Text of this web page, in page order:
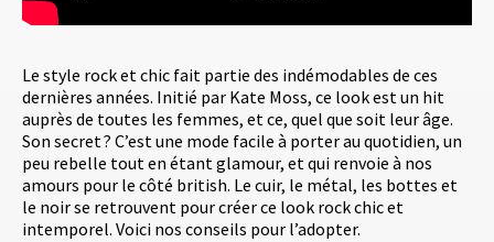
Le style rock et chic fait partie des indémodables de ces
dernières années. Initié par Kate Moss, ce look est un hit
auprès de toutes les femmes, et ce, quel que soit leur âge.
Son secret ? C’est une mode facile à porter au quotidien, un
peu rebelle tout en étant glamour, et qui renvoie à nos
amours pour le côté british. Le cuir, le métal, les bottes et
le noir se retrouvent pour créer ce look rock chic et
intemporel. Voici nos conseils pour l’adopter.